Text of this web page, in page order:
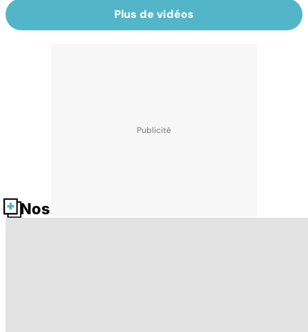
Plus de vidéos
Nos fiches santé